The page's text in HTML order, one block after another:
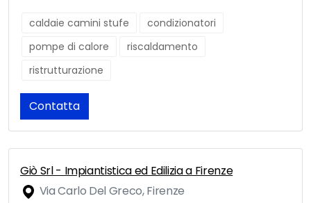
caldaie camini stufe
condizionatori
pompe di calore
riscaldamento
ristrutturazione
Contatta
Giò Srl - Impiantistica ed Edilizia a Firenze
Via Carlo Del Greco, Firenze